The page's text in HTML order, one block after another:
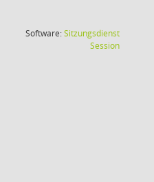
Software:Sitzungsdienst
Session(Wird in